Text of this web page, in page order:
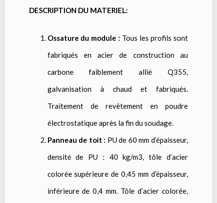
DESCRIPTION DU MATERIEL:
Ossature du module : Tous les profils sont
fabriqués en acier de construction au
carbone faiblement allié Q355,
galvanisation à chaud et fabriqués.
Traitement de revêtement en poudre
électrostatique après la fin du soudage.
Panneau de toit : PU de 60 mm d’épaisseur,
densité de PU : 40 kg/m3, tôle d’acier
colorée supérieure de 0,45 mm d’épaisseur,
inférieure de 0,4 mm. Tôle d’acier colorée,